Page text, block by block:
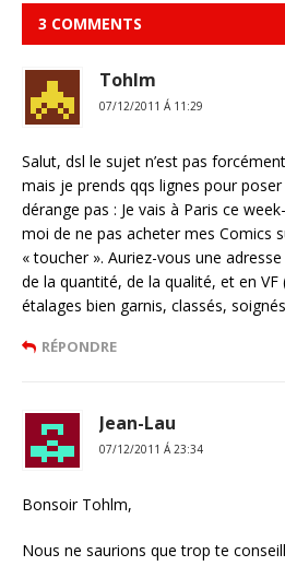
3 COMMENTS
Tohlm
07/12/2011 Á 11:29
Salut, dsl le sujet n’est pas
mais je prends qqs lignes pour
dérange pas : Je vais à Paris ce
moi de ne pas acheter mes Comics
« toucher ». Auriez-vous une
de la quantité, de la qualité, et en VF
étalages bien garnis, classés,
RÉPONDRE
Jean-Lau
07/12/2011 Á 23:34
Bonsoir Tohlm,
Nous ne saurions que trop te